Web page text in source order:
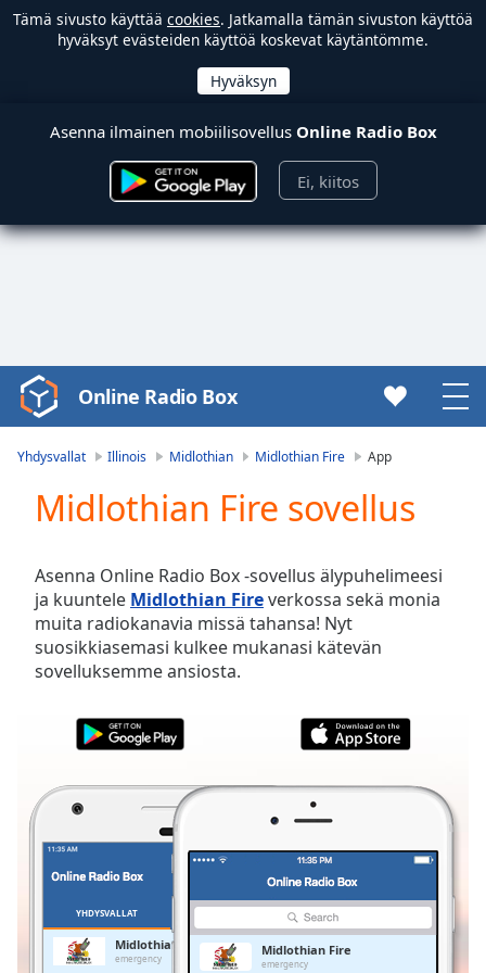
Tämä sivusto käyttää cookies. Jatkamalla tämän sivuston käyttöä
hyväksyt evästeiden käyttöä koskevat käytäntömme.
Asenna ilmainen mobiilisovellus Online Radio Box
Ei, kiitos
Video
Player
Play
Video
Skip
Backward
Skip
Forward
Mute
Current
Duration-:-
0.00%
Stream
TypeLIVE
Seek to
LIVE
Remaining
Online Radio Box
Yhdysvallat Illinois Midlothian Midlothian Fire App
Midlothian Fire sovellus
Asenna Online Radio Box -sovellus älypuhelimeesi
ja kuuntele Midlothian Fireverkossa sekä monia
muita radiokanavia missä tahansa! Nyt
suosikkiasemasi kulkee mukanasi kätevän
sovelluksemme ansiosta.
YHDYSVALLAT
Midlothian Fire
emergency
Midlothian Fire
emergency